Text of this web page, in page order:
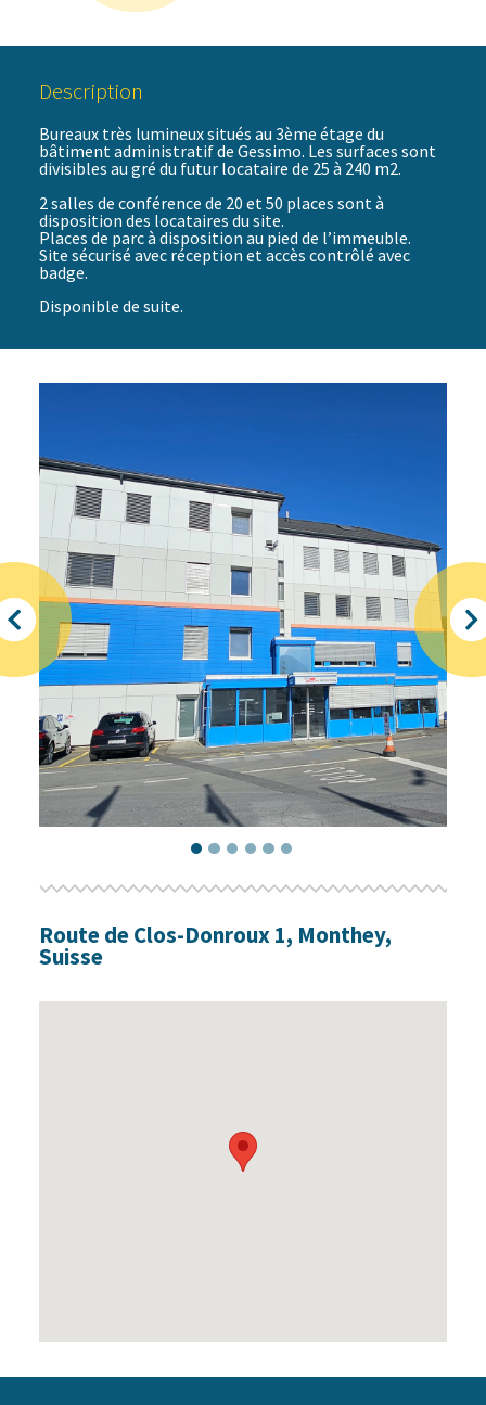
Description
Bureaux très lumineux situés au 3ème étage du
bâtiment administratif de Gessimo. Les surfaces sont
divisibles au gré du futur locataire de 25 à 240 m2.
2 salles de conférence de 20 et 50 places sont à
disposition des locataires du site.
Places de parc à disposition au pied de l’immeuble.
Site sécurisé avec réception et accès contrôlé avec
badge.
Disponible de suite.
Route de Clos-Donroux1, Monthey,
Suisse